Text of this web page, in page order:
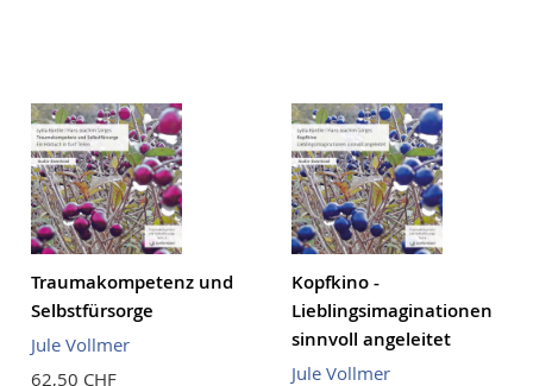
Traumakompetenz und
Selbstfürsorge
Jule Vollmer
62,50 CHF
Kopfkino -
Lieblingsimaginationen
sinnvoll angeleitet
Jule Vollmer